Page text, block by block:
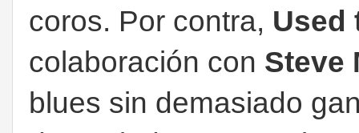
coros. Por contra, Used
colaboración con Steve
blues sin demasiado